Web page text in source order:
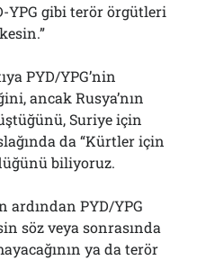
YPG gibi terör örgütleri
PYD/YPG’nin
ancak Rusya’nın
Suriye için
da “Kürtler için
biliyoruz.
ardından PYD/YPG
söz veya sonrasında
ya da terör